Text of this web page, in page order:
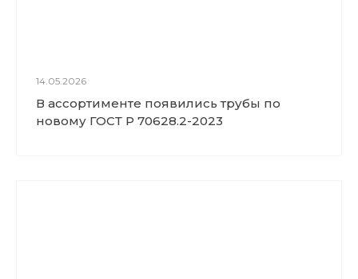
14.05.2026
В ассортименте появились трубы по
новому ГОСТ Р 70628.2-2023